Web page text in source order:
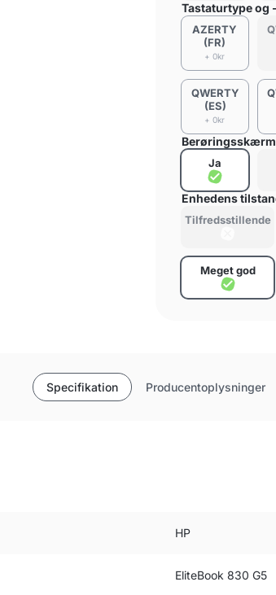
Tastaturtype og
AZERTY
(FR)
+ 0kr
QWERTY
(ES)
+ 0kr
Berøringsskærm
Ja
Enhedens
Tilfredsstillende
Meget god
Specifikation Producentoplysninger
HP
EliteBook 830 G5